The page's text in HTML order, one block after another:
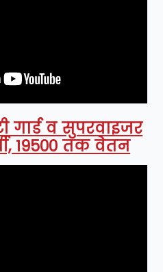
गार्ड व सुपरवाइजर
19500 तक वेतन